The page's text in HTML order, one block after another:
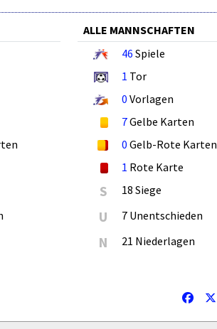
ALLE MANNSCHAFTEN
46 Spiele
1 Tor
0 Vorlagen
7Gelbe Karten
0 Gelb-Rote Karten
1 Rote Karte
S 18 Siege
U 7 Unentschieden
N 21 Niederlagen